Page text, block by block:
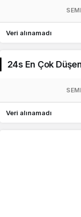
Veri alınamadı
24s En Çok
Veri alınamadı